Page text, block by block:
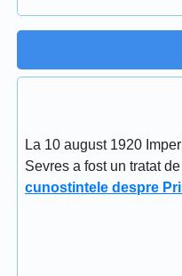
La 10 august 1920
Sevres a fost un tratat
cunostintele despre